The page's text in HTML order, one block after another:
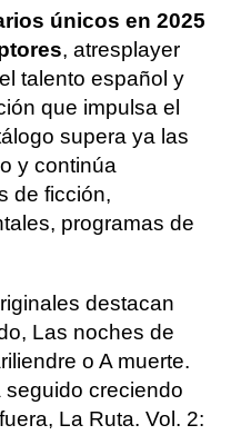
únicos en 2025
, atresplayer
talento español y
que impulsa el
supera ya las
y continúa
de ficción,
programas de
destacan
, Las noches de
o A muerte.
seguido creciendo
, La Ruta. Vol. 2: